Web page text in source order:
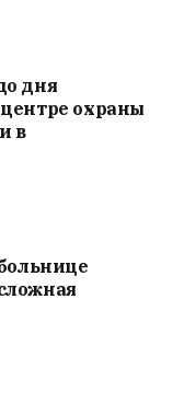
дня
охраны
в